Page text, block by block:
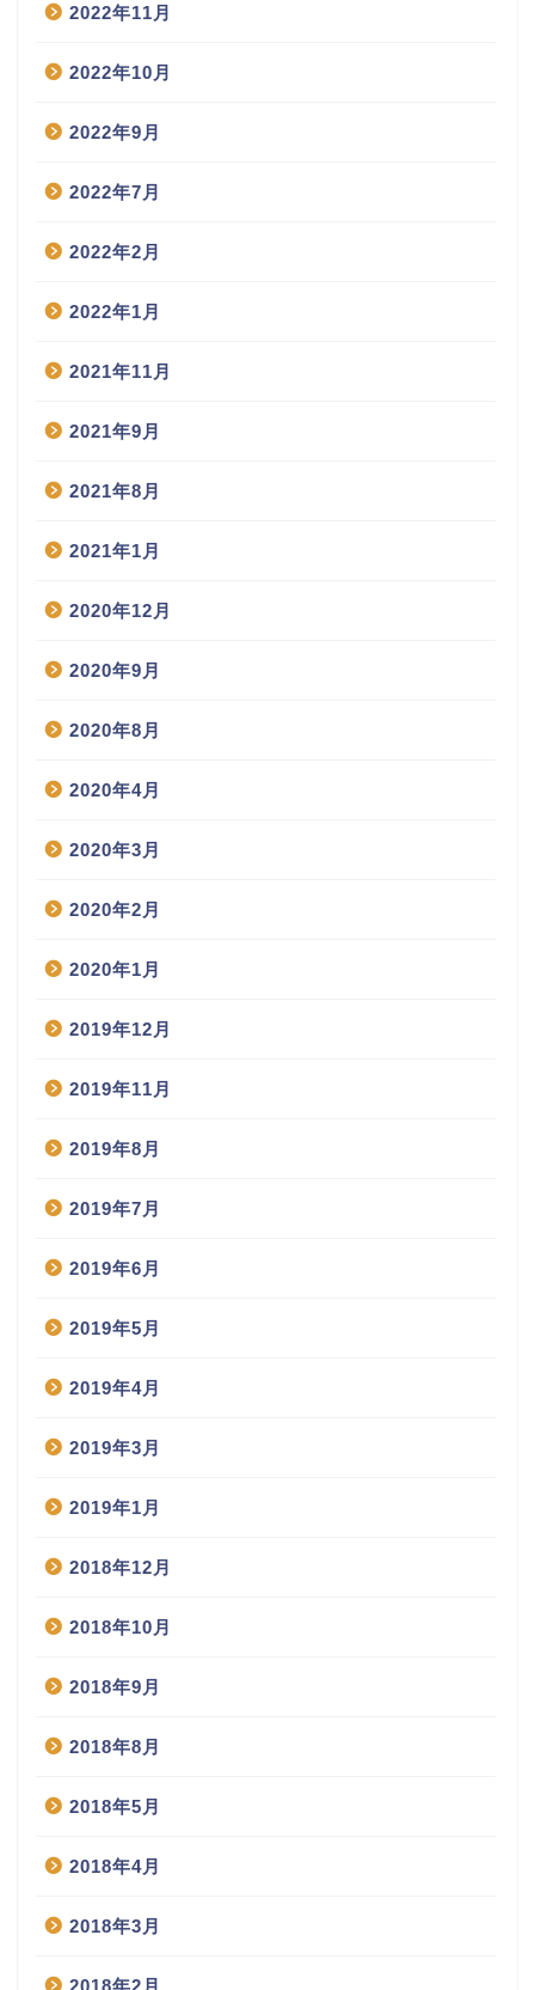
2022年11月
2022年10月
2022年9月
2022年7月
2022年2月
2022年1月
2021年11月
2021年9月
2021年8月
2021年1月
2020年12月
2020年9月
2020年8月
2020年4月
2020年3月
2020年2月
2020年1月
2019年12月
2019年11月
2019年8月
2019年7月
2019年6月
2019年5月
2019年4月
2019年3月
2019年1月
2018年12月
2018年10月
2018年9月
2018年8月
2018年5月
2018年4月
2018年3月
2018年2月